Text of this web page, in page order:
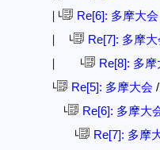
│└ Re[6]: 多摩大会
│ └ Re[7]: 多摩大
│ └ Re[8]: 多摩
└ Re[5]: 多摩大会
└ Re[6]: 多摩大
└ Re[7]: 多摩